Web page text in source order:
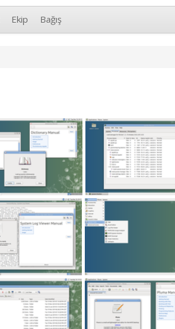
Ekip Bağış